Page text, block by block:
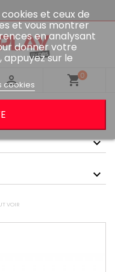
et ceux de
et vous montrer
en analysant
donner votre
sur le
cookies
 shopping_cart0
VOIR